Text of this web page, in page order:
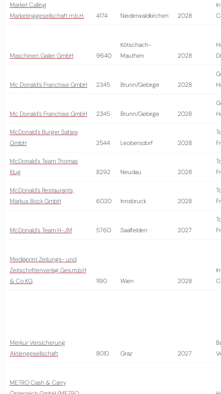
Market Calling
Marketinggesellschaft m.b.H.
4174 Niederwaldkirchen 2028
Maschinen Gailer GmbH 9640
Kötschach-
Mauthen
2028
Mc Donald´s Franchise GmbH 2345 Brunn/Gebirge 2028
Mc Donald´s Franchise GmbH 2345 Brunn/Gebirge 2028
McDonald's Burger Safare
GmbH
2544 Leobersdorf 2028
McDonald's Team Thomas
Klug
8292 Neudau 2028
McDonald´s Restaurants,
Markus Bock GmbH
6020 Innsbruck 2028
McDonald´s Team H-JM 5760 Saalfelden 2027
Mediaprint Zeitungs- und
Zeitschriftenverlag Ges.m.b.H
& Co KG
1190 Wien 2028
Merkur Versicherung
Aktiengesellschaft
8010 Graz 2027
METRO Cash & Carry